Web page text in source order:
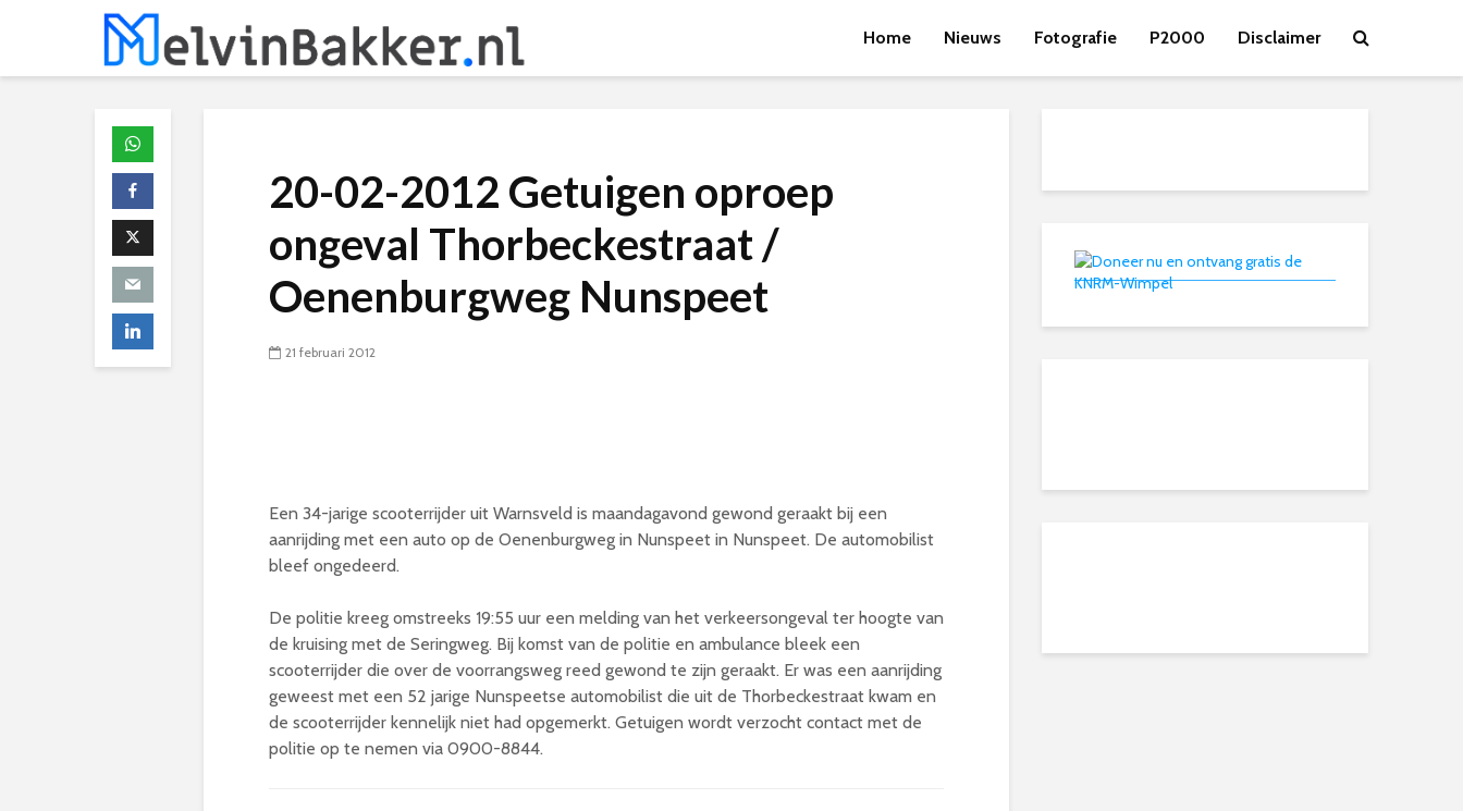
Home Nieuws Fotografie P2000 Disclaimer
20-02-2012 Getuigen oproep
ongeval Thorbeckestraat /
Oenenburgweg Nunspeet
21 februari 2012
Een 34-jarige scooterrijder uit Warnsveld is maandagavond gewond geraakt bij een
aanrijding met een auto op de Oenenburgweg in Nunspeet in Nunspeet. De automobilist
bleef ongedeerd.
De politie kreeg omstreeks 19:55 uur een melding van het verkeersongeval ter hoogte van
de kruising met de Seringweg. Bij komst van de politie en ambulance bleek een
scooterrijder die over de voorrangsweg reed gewond te zijn geraakt. Er was een aanrijding
geweest met een 52 jarige Nunspeetse automobilist die uit de Thorbeckestraat kwam en
de scooterrijder kennelijk niet had opgemerkt. Getuigen wordt verzocht contact met de
politie op te nemen via 0900-8844.